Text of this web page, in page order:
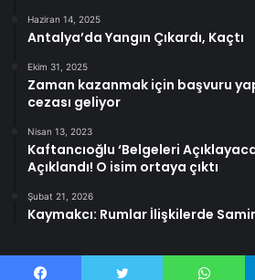
Haziran 14, 2025
Antalya’da Yangın Çıkardı, Kaçtı
Ekim 31, 2025
Zaman kazanmak için başvuru
cezası geliyor
Nisan 13, 2023
Kaftancıoğlu ‘Belgeleri
Açıklandı! O isim ortaya çıktı
Şubat 21, 2026
Kaymakcı: Rumlar İlişkilerde